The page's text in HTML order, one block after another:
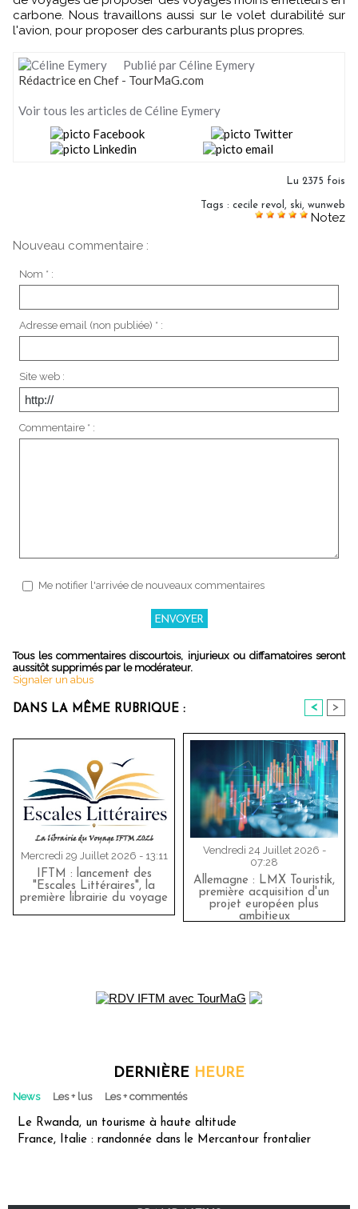
carbone. Nous travaillons aussi sur le volet durabilité sur
l'avion, pour proposer des carburants plus propres.
Publié par Céline Eymery
Rédactrice en Chef - TourMaG.com
Voir tous les articles de Céline Eymery
Lu 2375 fois
Tags : cecile revol , ski, wunweb
Notez
Nouveau commentaire :
Nom * :
Adresse email (non publiée) * :
Site web :
Commentaire * :
Me notifier l'arrivée de nouveaux commentaires
Tous les commentaires discourtois, injurieux ou diffamatoires seront
aussitôt supprimés par le modérateur.
Signaler un abus
DANS LA MÊME RUBRIQUE : < >
Mercredi 29 Juillet 2026 - 13:11
IFTM : lancement des
"Escales Littéraires", la
première librairie du voyage
Vendredi 24 Juillet 2026 -
07:28
Allemagne : LMX Touristik,
première acquisition d'un
projet européen plus
ambitieux
DERNIÈRE HEURE
News Les + lus Les + commentés
Le Rwanda, un tourisme à haute altitude
France, Italie : randonnée dans le Mercantour frontalier